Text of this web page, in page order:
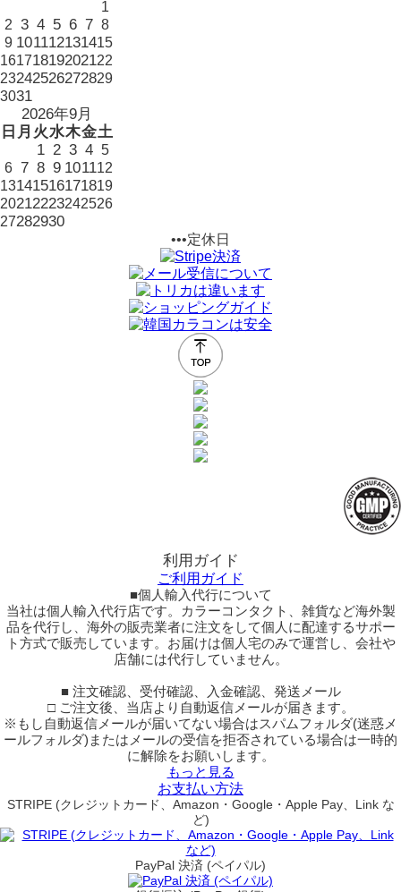
1
2 3 4 5 6 7 8
9 101112131415
16171819202122
23242526272829
3031
2026年9月
日 月 火水木金土
1 2 3 4 5
6 7 8 9 101112
13141516171819
20212223242526
27282930
•••定休日
利用ガイド
ご利用ガイド
■個人輸入代行について
当社は個人輸入代行店です。カラーコンタクト、雑貨など海外製
品を代行し、海外の販売業者に注文をして個人に配達するサポー
ト方式で販売しています。お届けは個人宅のみで運営し、会社や
店舗には代行していません。
■ 注文確認、受付確認、入金確認、発送メール
□ ご注文後、当店より自動返信メールが届きます。
※もし自動返信メールが届いてない場合はスパムフォルダ(迷惑メ
ールフォルダ)またはメールの受信を拒否されている場合は一時的
に解除をお願いします。
もっと見る
お支払い方法
STRIPE (クレジットカード、Amazon・Google・Apple Pay、Link な
ど)
PayPal 決済 (ペイパル)